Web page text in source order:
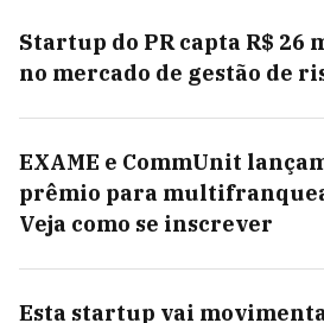
Startup do PR capta R$ 26
no mercado de gestão de
EXAME e CommUnit
prêmio para
Veja como se inscrever
Esta startup vai